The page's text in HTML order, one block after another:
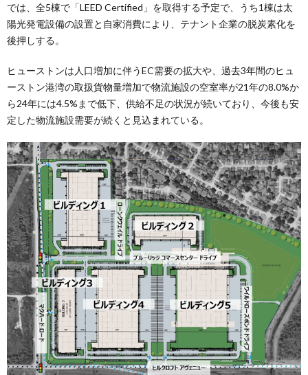
では、全5棟で「LEED Certified」を取得する予定で、うち1棟は太
陽光発電設備の設置と自家消費により、テナント企業の脱炭素化を
後押しする。
ヒューストンは人口増加に伴うEC需要の拡大や、過去3年間のヒュ
ーストン港湾の取扱貨物量増加で物流施設の空室率が21年の8.0%か
ら24年には4.5%まで低下、供給不足の状況が続いており、今後も安
定した物流施設需要が続くと見込まれている。